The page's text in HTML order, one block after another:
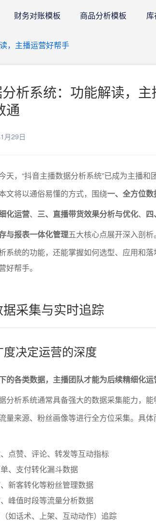
财务对账模板 商品分析模板
，主播运营好帮手
析系统：功能解读，
通
月29日
天，“抖音主播数据分析系统”已成为主播和
文将以通俗易懂的方式，围绕一、全方位
化运营、 三、直播带货效果分析与优化、 四
与报表一体化管理五大核心点展开深入剖
系统的功能，还能掌握如何选型、应用和
好帮手。
采集与实时追踪
决定运营的深度
的各类数据，主播团队才能为后续精细化
分析系统通常具备强大的数据采集能力，能
量来源、粉丝画像等进行全方位采集。具
点赞、评论、转发等互动指标
、支付转化漏斗数据
新客转化等粉丝管理数据
峰值时段等流量分析数据
如话术、上架、互动动作）追踪